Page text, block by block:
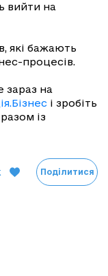
вийти на
які бажають
процесів.
зараз на
і зробіть
із
Поділитися